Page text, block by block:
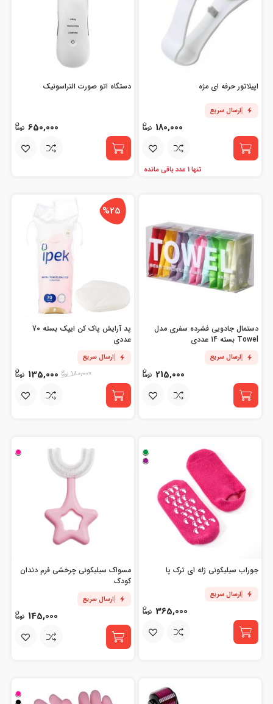
اپیلاتور حرفه ای مژه
ارسال سریع
180,000
تنها 1 عدد باقی مانده
دستگاه اتو صورت التراسونیک
650,000
دستمال جادویی فشرده سفری مدل
Towel بسته 14 عددی
ارسال سریع
215,000
%25
پد آرایش پاک کن ایپک بسته 70
عددی
ارسال سریع
180,000
135,000
جوراب سیلیکونی ژله ای ترک پا
ارسال سریع
365,000
مسواک سیلیکونی چرخشی فرم دندان
کودک
ارسال سریع
145,000